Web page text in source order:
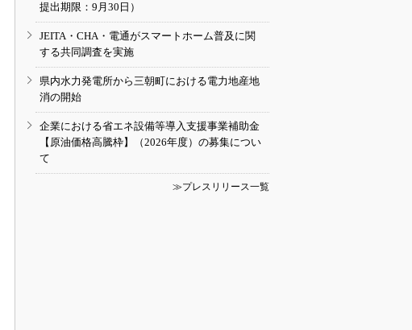
提出期限：9月30日）
JEITA・CHA・電通がスマートホーム普及に関
する共同調査を実施
県内水力発電所から三朝町における電力地産地
消の開始
企業における省エネ設備等導入支援事業補助金
【原油価格高騰枠】（2026年度）の募集につい
て
≫プレスリリース一覧